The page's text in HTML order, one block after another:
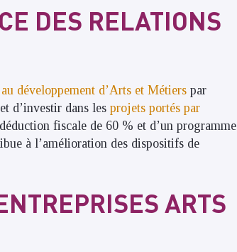
DES RELATIONS
développement d’Arts et Métiers par
d’investir dans les projets portés par
fiscale de 60 % et d’un programme
à l’amélioration des dispositifs de
ARTS